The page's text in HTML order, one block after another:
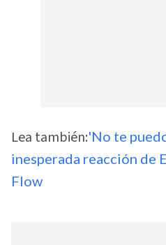
Lea también:'No te
inesperada reacción de
Flow